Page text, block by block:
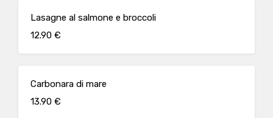
Lasagne al salmone e broccoli
12.90 €
Carbonara di mare
13.90 €